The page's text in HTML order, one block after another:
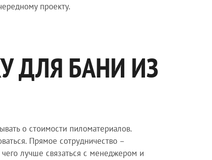
проекту.
ДЛЯ БАНИ ИЗ
о стоимости пиломатериалов.
Прямое сотрудничество –
лучше связаться с менеджером и